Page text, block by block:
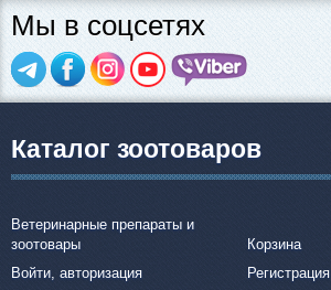
Мы в соцсетях
Каталог зоотоваров
Ветеринарные препараты и
зоотовары
Корзина
Войти, авторизация
Регистрация